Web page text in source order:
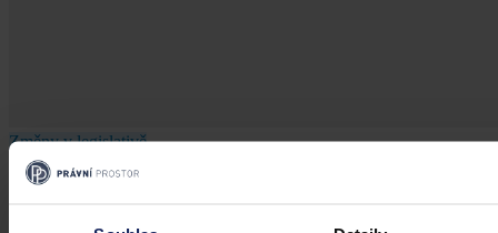
Změny v legislativě
Novela prováděcí vyhlášky k zákonu o